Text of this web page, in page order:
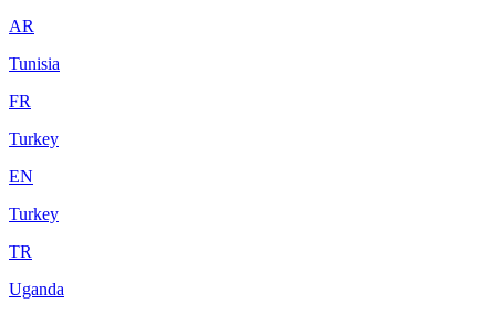
AR
Tunisia
FR
Turkey
EN
Turkey
TR
Uganda